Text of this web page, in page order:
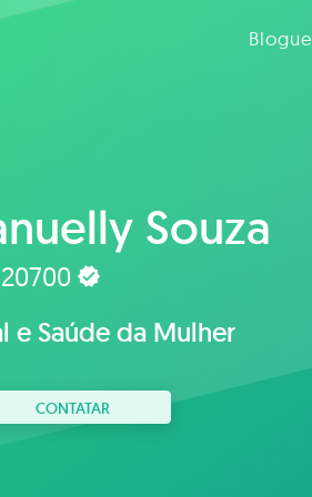
Blogue
Souza
e Saúde da Mulher
CONTATAR